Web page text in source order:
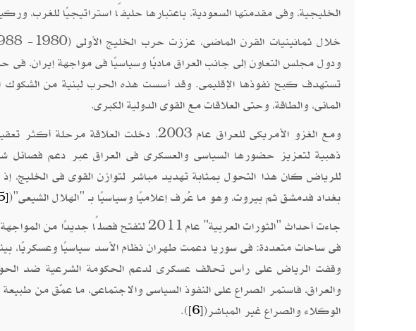
الخليجية، وفى مقدمتها السعودية، باعتبارها حليفًا استراتيجيًا للغرب،
ودول مجلس التعاون إلى جانب العراق ماديًا وسياسيًا فى مواجهة إيران، فى
تستهدف كبح نفوذها الإقليمى. وقد أسست هذه الحرب لبنية من الشكوك
المائى، والطاقة، وحتى العلاقات مع القوى الدولية الكبرى.
ومع الغزو الأمريكى للعراق عام 2003، دخلت
ذهبية لتعزيز حضورها السياسى والعسكرى فى العراق عبر دعم فصائل
للرياض كان هذا التحول بمثابة تهديد مباشر لتوازن القوى فى
بغداد فدمشق ثم بيروت، وهو ما عُرف إعلاميًا وسياسيًا بـ "الهلال الشيعى"(
جاءت أحداث "الثورات العربية" عام 2011
فى ساحات متعددة: فى سوريا دعمت طهران نظام الأسد سياسيًا وعسكريًا،
وقفت الرياض على رأس تحالف عسكرى لدعم الحكومة الشرعية ضد
والعراق، فاستمر الصراع على النفوذ السياسى والاجتماعى، ما عمّق من
الوكلاء والصراع غير المباشر([6]
).